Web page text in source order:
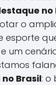
no
o
esporte
um
Brasil: o